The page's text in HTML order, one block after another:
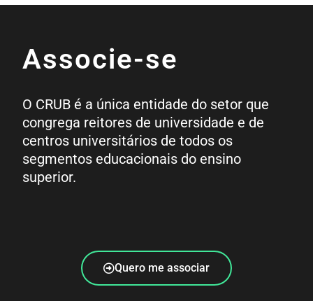
Associe-se
O CRUB é a única entidade do setor que
congrega reitores de universidade e de
centros universitários de todos os
segmentos educacionais do ensino
superior.
Quero me associar